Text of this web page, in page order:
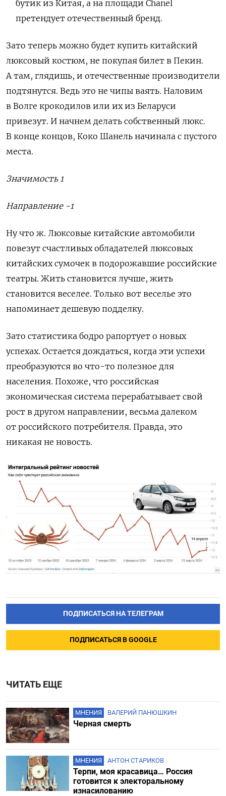
бутик из Китая, а на площади Chanel
претендует отечественный бренд.
Зато теперь можно будет купить китайский
люксовый костюм, не покупая билет в Пекин.
А там, глядишь, и отечественные производители
подтянутся. Ведь это не чипы ваять. Наловим
в Волге крокодилов или их из Беларуси
привезут. И начнем делать собственный люкс.
В конце концов, Коко Шанель начинала с пустого
места.
Значимость 1
Направление -1
Ну что ж. Люксовые китайские автомобили
повезут счастливых обладателей люксовых
китайских сумочек в подорожавшие российские
театры. Жить становится лучше, жить
становится веселее. Только вот веселье это
напоминает дешевую подделку.
Зато статистика бодро рапортует о новых
успехах. Остается дождаться, когда эти успехи
преобразуются во что-то полезное для
населения. Похоже, что российская
экономическая система перерабатывает свой
рост в другом направлении, весьма далеком
от российского потребителя. Правда, это
никакая не новость.
ПОДПИСАТЬСЯ НА ТЕЛЕГРАМ
ПОДПИСАТЬСЯ В GOOGLE
ЧИТАТЬ ЕЩЕ
МНЕНИЯ ВАЛЕРИЙ ПАНЮШКИН
Черная смерть
МНЕНИЯ АНТОН СТАРИКОВ
Терпи, моя красавица… Россия
готовится к электоральному
изнасилованию